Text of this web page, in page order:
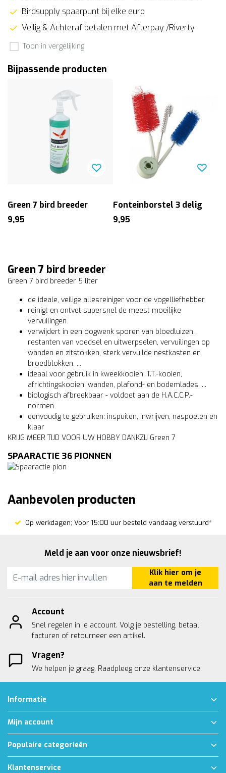
Birdsupply spaarpunt bij elke euro
Veilig & Achteraf betalen met Afterpay /Riverty
Toon in vergelijking
Bijpassende producten
Green 7 bird breeder
9,95
Fonteinborstel 3 delig
9,95
Green 7 bird breeder
Green 7 bird breeder 5 liter
de ideale, veilige allesreiniger voor de vogelliefhebber
reinigt en ontvet supersnel de meest moeilijke
vervuilingen
verwijdert in een oogwenk sporen van bloedluizen,
restanten van voedsel en uitwerpselen, vervuilingen op
wanden en zitstokken, sterk vervuilde nestkasten en
broedblokken, ...
ideaal voor gebruik in kweekkooien, T.T.-kooien,
africhtingskooien, wanden, plafond- en bodemlades, ...
biologisch afbreekbaar - voldoet aan de H.A.C.C.P.-
normen
eenvoudig te gebruiken: inspuiten, inwrijven, naspoelen en
klaar
KRIJG MEER TIJD VOOR UW HOBBY DANKZIJ Green 7
SPAARACTIE 36 PIONNEN
Aanbevolen producten
Op werkdagen; Voor 15:00 uur besteld vandaag verstuurd*
Meld je aan voor onze nieuwsbrief!
Klik hier om je
aan te melden
Account
Snel regelen in je account. Volg je bestelling, betaal
facturen of retourneer een artikel.
Vragen?
We helpen je graag. Raadpleeg onze klantenservice.
Informatie
Mijn account
Populaire categorieën
Klantenservice